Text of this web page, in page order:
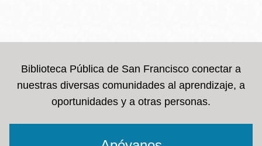
navegación
Biblioteca Pública de San Francisco conectar a
nuestras diversas comunidades al aprendizaje, a
oportunidades y a otras personas.